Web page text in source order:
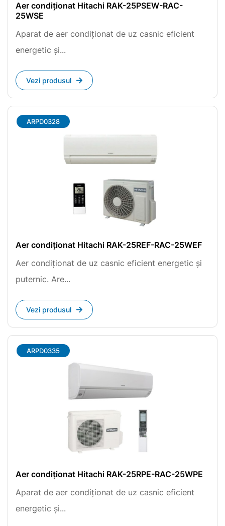
Aer condiționat Hitachi RAK-25PSEW-RAC-
25WSE
Aparat de aer condiționat de uz casnic eficient
energetic și...
Vezi produsul
Aer condiționat Hitachi RAK-25REF-RAC-25WEF
Aer condiționat de uz casnic eficient energetic și
puternic. Are...
ARPD0328
Vezi produsul
Aer condiționat Hitachi RAK-25RPE-RAC-25WPE
Aparat de aer condiționat de uz casnic eficient
energetic și...
ARPD0335